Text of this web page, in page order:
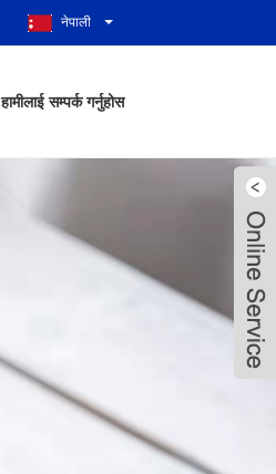
नेपाली
हामीलाई सम्पर्क गर्नुहोस